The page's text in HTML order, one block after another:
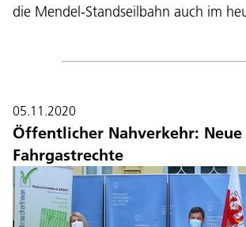
die Mendel-Standseilbahn auch im
05.11.2020
Öffentlicher Nahverkehr:
Fahrgastrechte